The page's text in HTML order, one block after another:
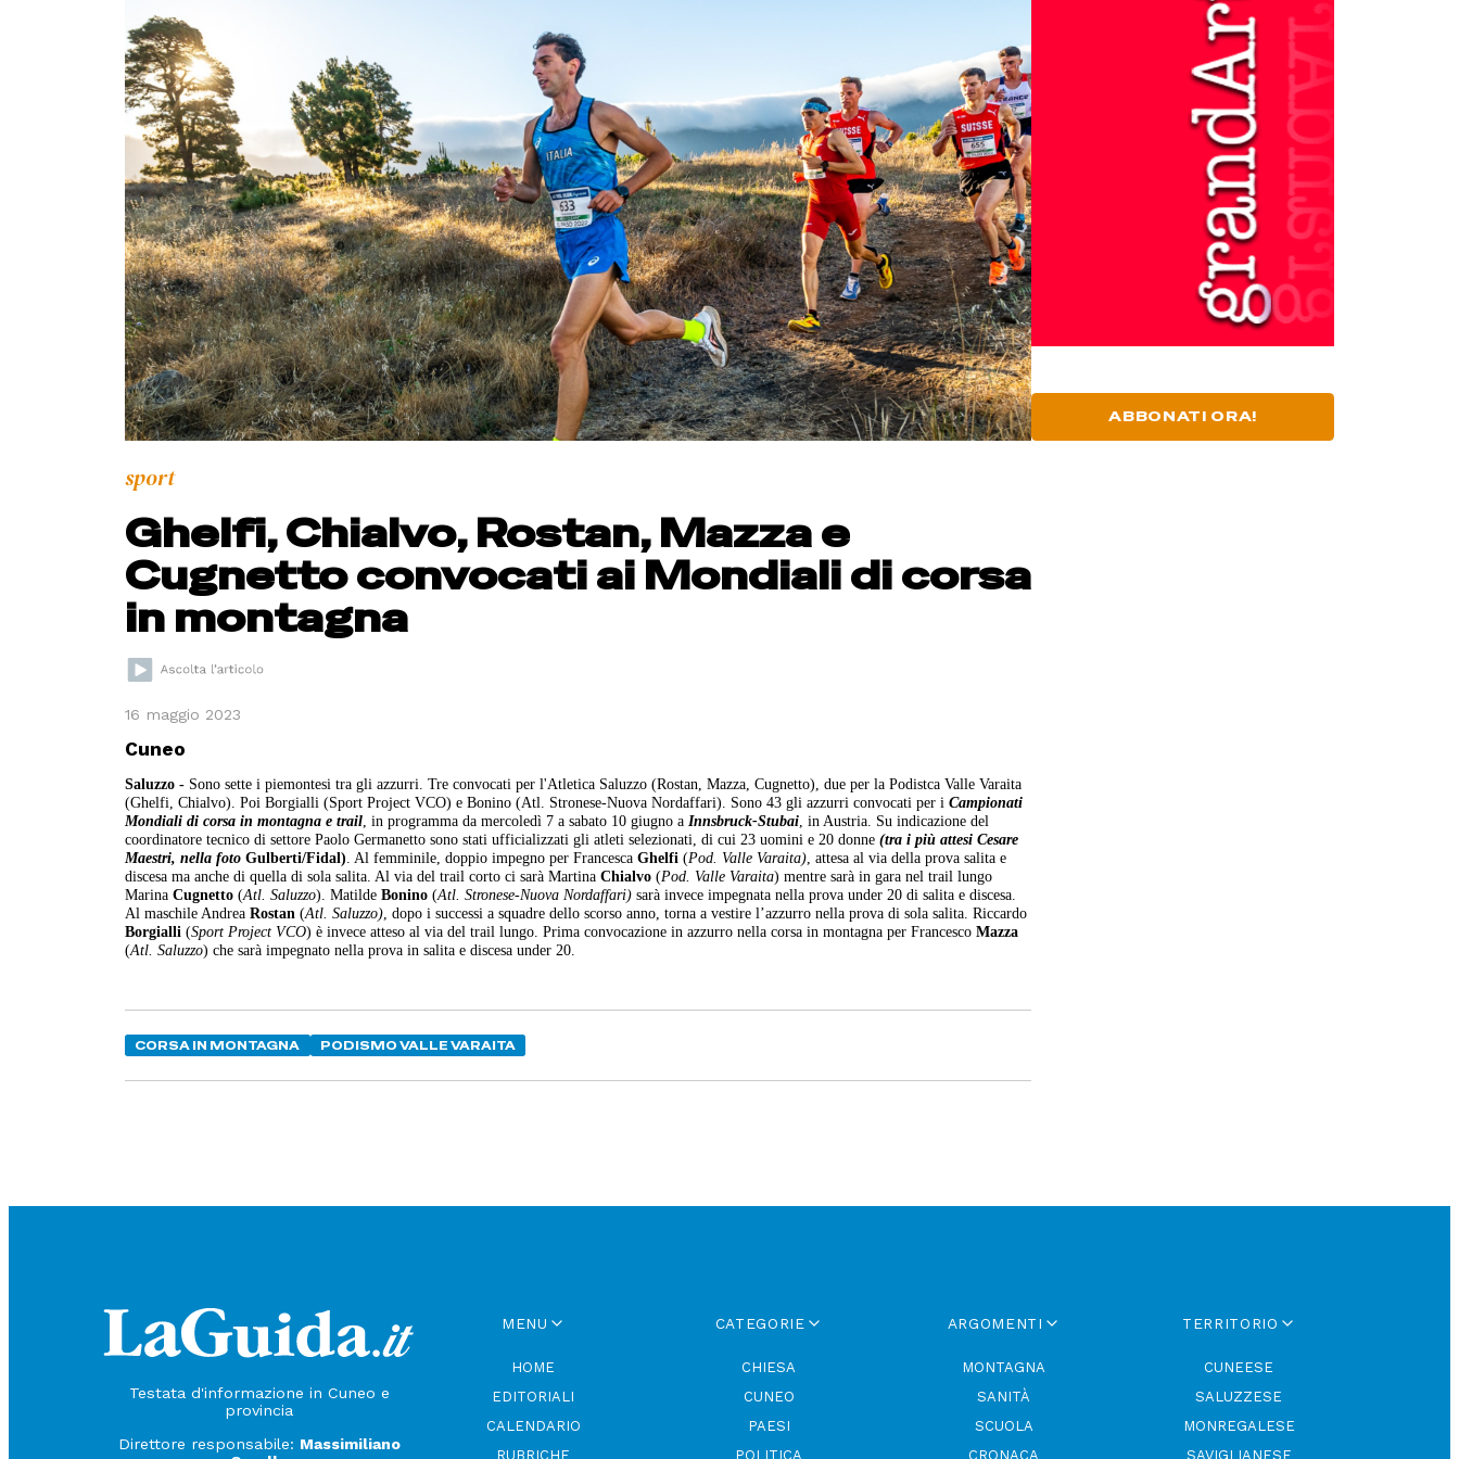
sport
Ghelfi, Chialvo, Rostan, Mazza e
Cugnetto convocati ai Mondiali di corsa
in montagna
16 maggio 2023
Cuneo
Saluzzo - Sono sette i piemontesi tra gli azzurri. Tre convocati per l'Atletica Saluzzo (Rostan, Mazza, Cugnetto), due per la Podistca Valle Varaita
(Ghelfi, Chialvo). Poi Borgialli (Sport Project VCO) e Bonino (Atl. Stronese-Nuova Nordaffari). Sono 43 gli azzurri convocati per iCampionati
Mondiali di corsa in montagna e trail , in programma da mercoledì 7 a sabato 10 giugno a Innsbruck-Stubai , in Austria. Su indicazione del
coordinatore tecnico di settore Paolo Germanetto sono stati ufficializzati gli atleti selezionati, di cui 23 uomini e 20 donne(tra i più attesi Cesare
Maestri, nella foto Gulberti/Fidal) . Al femminile, doppio impegno per FrancescaGhelfi (Pod. Valle Varaita) , attesa al via della prova salita e
discesa ma anche di quella di sola salita. Al via del trail corto ci sarà MartinaChialvo (Pod. Valle Varaita) mentre sarà in gara nel trail lungo
MarinaCugnetto (Atl. Saluzzo). MatildeBonino (Atl. Stronese-Nuova Nordaffari) sarà invece impegnata nella prova under 20 di salita e discesa.
Al maschile AndreaRostan (Atl. Saluzzo) , dopo i successi a squadre dello scorso anno, torna a vestire l’azzurro nella prova di sola salita. Riccardo
Borgialli (Sport Project VCO) è invece atteso al via del trail lungo. Prima convocazione in azzurro nella corsa in montagna per FrancescoMazza
(Atl. Saluzzo) che sarà impegnato nella prova in salita e discesa under 20.
CORSA IN MONTAGNA PODISMO VALLE VARAITA
ABBONATI ORA!
Testata d'informazione in Cuneo e
provincia
Direttore responsabile: Massimiliano
MENU
HOME
EDITORIALI
CALENDARIO
RUBRICHE
CATEGORIE
CHIESA
CUNEO
PAESI
POLITICA
ARGOMENTI
MONTAGNA
SANITÀ
SCUOLA
CRONACA
TERRITORIO
CUNEESE
SALUZZESE
MONREGALESE
SAVIGLIANESE